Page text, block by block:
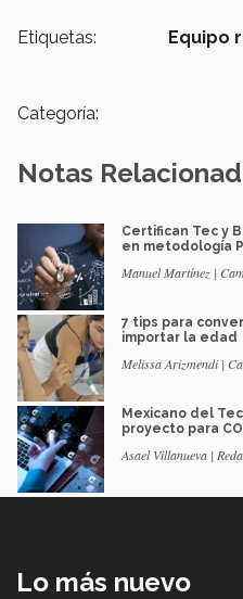
Etiquetas: Equipo
Categoría:
Notas
Certifican Tec y
en metodología
Manuel Martínez |
7 tips para
importar la edad
Melissa Arizmendi |
Mexicano del
proyecto para
Asael Villanueva |
Lo más nuevo